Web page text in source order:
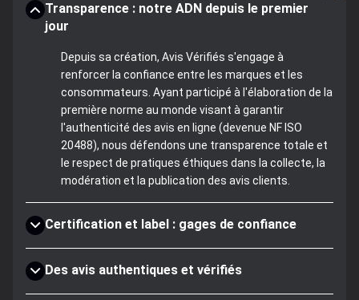
Transparence : notre ADN depuis le premier
jour
Depuis sa création, Avis Vérifiés s'engage à
renforcer la confiance entre les marques et les
consommateurs. Ayant participé à l'élaboration de la
première norme au monde visant à garantir
l'authenticité des avis en ligne (devenue NF ISO
20488), nous défendons une transparence totale et
le respect de pratiques éthiques dans la collecte, la
modération et la publication des avis clients.
Certification et label : gages de confiance
Des avis authentiques et vérifiés